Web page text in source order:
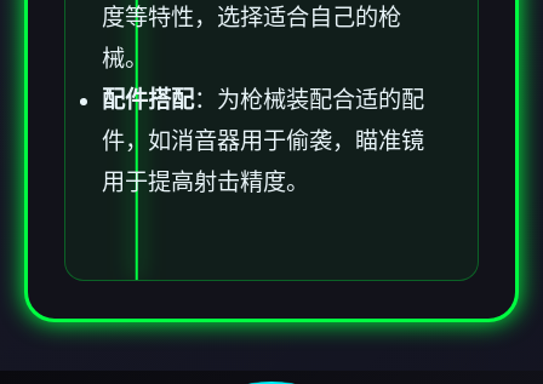
度等特性，选择适合自己的枪
械。
配件搭配：为枪械装配合适的配
件，如消音器用于偷袭，瞄准镜
用于提高射击精度。